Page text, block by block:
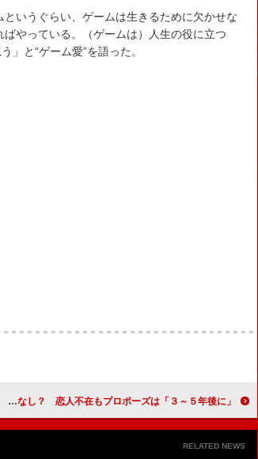
いうぐらい、ゲームは生きるために欠かせな
やっている。（ゲームは）人生の役に立つ
」と“ゲーム愛”を語った。
ピース・又吉直樹、７年彼女なし？ 恋人不在もプロポーズは「３～５年後に」
RELATED NEWS